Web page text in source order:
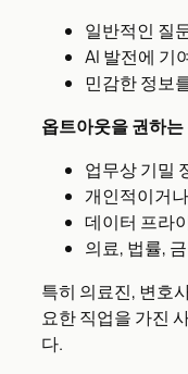
일반적인 질
AI 발전에 기
민감한 정보
옵트아웃을 권하는
업무상 기밀
개인적이거
데이터 프라
의료, 법률,
특히 의료진, 변호
요한 직업을 가진
다.